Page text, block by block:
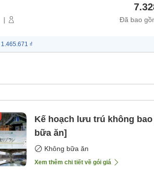
| Đã bao
1.465.671 ₫
Kế hoạch lưu trú không
bữa ăn]
Không bữa ăn
Xem thêm chi tiết về gói giá